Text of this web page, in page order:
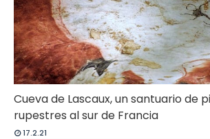
Cueva de Lascaux, un santuario de
rupestres al sur de Francia
17.2.21